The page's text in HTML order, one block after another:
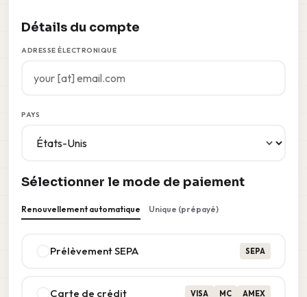
Détails du compte
ADRESSE ÉLECTRONIQUE
PAYS
Sélectionner le mode de paiement
Renouvellement automatique Unique (prépayé)
Prélèvement SEPA SEPA
Carte de crédit VISA MC AMEX